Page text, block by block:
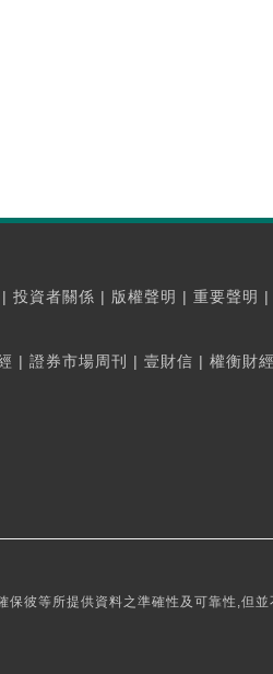
| 投資者關係 | 版權聲明 | 重要聲明 |
| 證券市場周刊 | 壹財信 | 權衡財經
彼等所提供資料之準確性及可靠性,但